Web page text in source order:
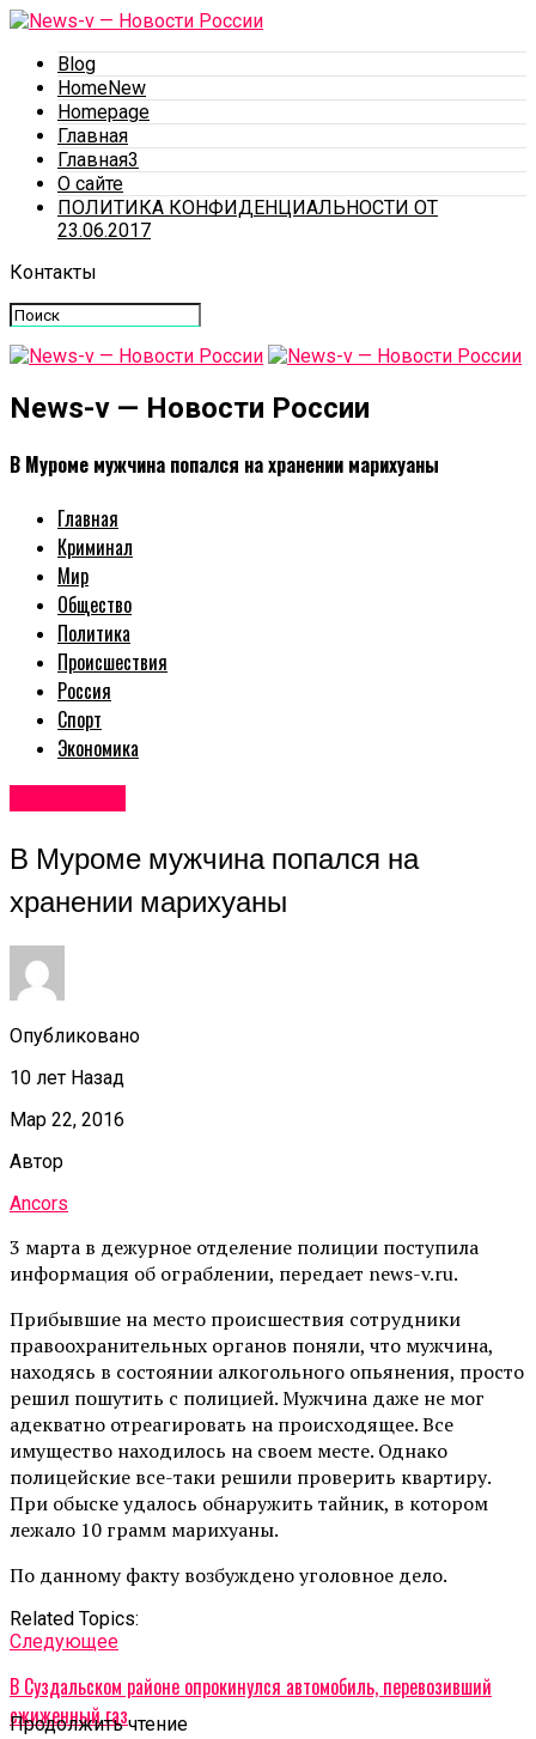
Blog
HomeNew
Homepage
Главная
Главная3
О сайте
ПОЛИТИКА КОНФИДЕНЦИАЛЬНОСТИ ОТ
23.06.2017
Контакты
News-v — Новости России
В Муроме мужчина попался на хранении марихуаны
Главная
Криминал
Мир
Общество
Политика
Происшествия
Россия
Спорт
Экономика
В Муроме мужчина попался на
хранении марихуаны
Опубликовано
10 лет Назад
Мар 22, 2016
Автор
Ancors
3 марта в дежурное отделение полиции поступила
информация об ограблении, передает news-v.ru.
Прибывшие на место происшествия сотрудники
правоохранительных органов поняли, что мужчина,
находясь в состоянии алкогольного опьянения, просто
решил пошутить с полицией. Мужчина даже не мог
адекватно отреагировать на происходящее. Все
имущество находилось на своем месте. Однако
полицейские все-таки решили проверить квартиру.
При обыске удалось обнаружить тайник, в котором
лежало 10 грамм марихуаны.
По данному факту возбуждено уголовное дело.
Related Topics:
Cледующее
В Суздальском районе опрокинулся автомобиль, перевозивший
сжиженный газ
Продолжить чтение